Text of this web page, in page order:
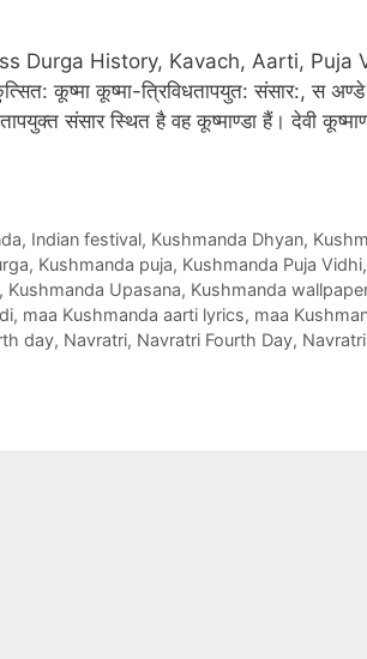
Durga History, Kavach, Aarti, Puja
कूष्मा कूष्मा-त्रिविधतापयुत: संसार:, स अण्डे
संसार स्थित है वह कूष्माण्डा हैं। देवी
, Indian festival, Kushmanda Dhyan,
, Kushmanda puja, Kushmanda Puja Vidhi,
, Kushmanda Upasana, Kushmanda wallpaper
, maa Kushmanda aarti lyrics, maa
day, Navratri, Navratri Fourth Day, Navratri